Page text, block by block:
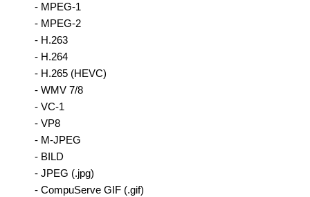
- MPEG-1
- MPEG-2
- H.263
- H.264
- H.265 (HEVC)
- WMV 7/8
- VC-1
- VP8
- M-JPEG
- BILD
- JPEG (.jpg)
- CompuServe GIF (.gif)